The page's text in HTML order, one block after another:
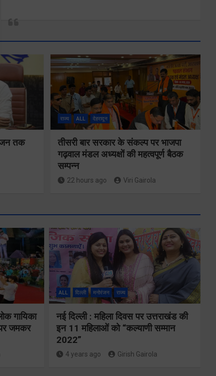
जन तक
राज्य ALL देहरादून
तीसरी बार सरकार के संकल्प पर भाजपा
गढ़वाल मंडल अध्यक्षों की महत्वपूर्ण बैठक
सम्पन्न
22 hours ago Viri Gairola
गायिका
जमकर
ALL दिल्ली मनोरंजन राज्य
नई दिल्ली : महिला दिवस पर उत्तराखंड की
इन 11 महिलाओं को “कल्याणी सम्मान
2022”
4 years ago Girish Gairola
तकनीकी शिक्षा
विभाग प्रदेशभर में
रोजगार मेले